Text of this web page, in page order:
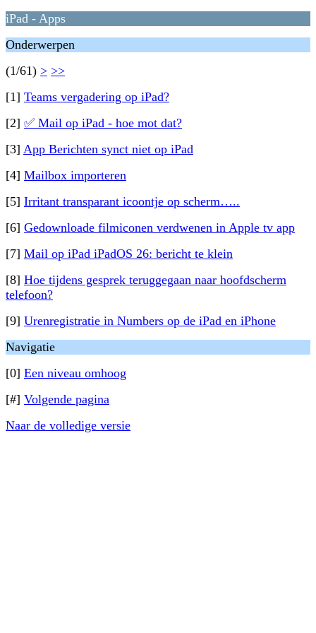
iPad - Apps
Onderwerpen
(1/61) > >>
[1] Teams vergadering op iPad?
[2] ✅ Mail op iPad - hoe mot dat?
[3] App Berichten synct niet op iPad
[4] Mailbox importeren
[5] Irritant transparant icoontje op scherm…..
[6] Gedownloade filmiconen verdwenen in Apple tv app
[7] Mail op iPad iPadOS 26: bericht te klein
[8] Hoe tijdens gesprek teruggegaan naar hoofdscherm
telefoon?
[9] Urenregistratie in Numbers op de iPad en iPhone
Navigatie
[0] Een niveau omhoog
[#] Volgende pagina
Naar de volledige versie